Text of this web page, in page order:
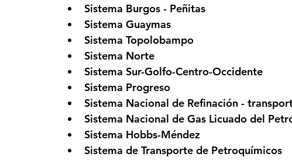
Sistema Burgos - Peñitas
Sistema Guaymas
Sistema Topolobampo
Sistema Norte
Sistema Sur-Golfo-Centro-Occidente
Sistema Progreso
Sistema Nacional de Refinación -
Sistema Nacional de Gas Licuado del
Sistema Hobbs-Méndez
Sistema de Transporte de Petroquímicos